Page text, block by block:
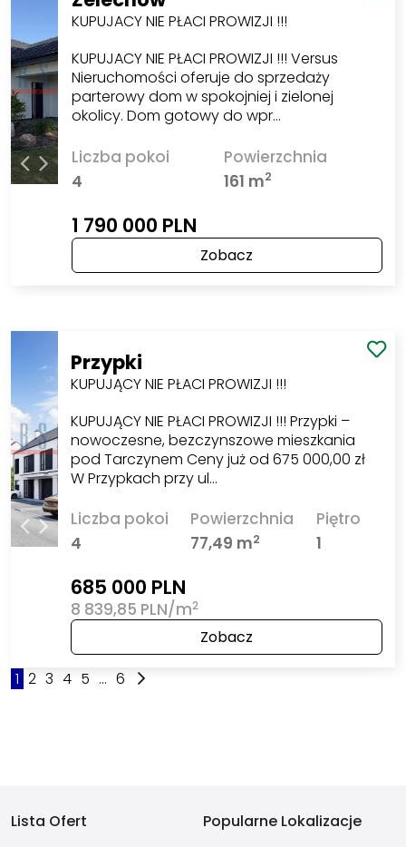
KUPUJACY NIE PŁACI PROWIZJI !!!
KUPUJACY NIE PŁACI PROWIZJI !!! Versus
Nieruchomości oferuje do sprzedaży
parterowy dom w spokojniej i zielonej
okolicy. Dom gotowy do wpr…
Liczba pokoi
4
Powierzchnia
161 m2
1 790 000 PLN
Zobacz
Przypki
KUPUJĄCY NIE PŁACI PROWIZJI !!!
KUPUJĄCY NIE PŁACI PROWIZJI !!! Przypki –
nowoczesne, bezczynszowe mieszkania
pod Tarczynem Ceny już od 675 000,00 zł
W Przypkach przy ul…
Liczba pokoi
4
Powierzchnia
77,49 m2
Piętro
1
685 000 PLN
8 839,85 PLN/m2
Zobacz
1 2 3 4 5 ... 6
Lista Ofert
Popularne Lokalizacje